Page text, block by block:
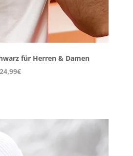
für Herren & Damen
24,99€